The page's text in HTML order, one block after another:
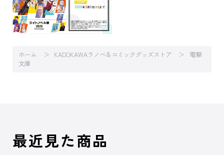
ホーム KADOKAWAラノベ＆コミックグッズストア
電撃
文庫
最近見た商品